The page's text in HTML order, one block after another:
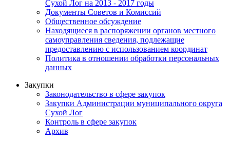
Сухой Лог на 2013 - 2017 годы
Документы Советов и Комиссий
Общественное обсуждение
Находящиеся в распоряжении органов местного
самоуправления сведения, подлежащие
предоставлению с использованием координат
Политика в отношении обработки персональных
данных
Закупки
Законодательство в сфере закупок
Закупки Администрации муниципального округа
Сухой Лог
Контроль в сфере закупок
Архив